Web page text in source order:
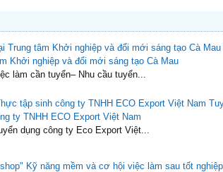
Khởi nghiệp và đổi mới sáng tạo Cà Mau
làm cần tuyển– Nhu cầu tuyển...
ty TNHH ECO Export Việt Nam
dụng công ty Eco Export Việt...
Kỹ năng mềm và cơ hội việc làm sau tốt